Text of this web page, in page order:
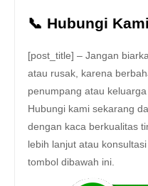
📞 Hubungi
[post_title] – Jangan
atau rusak, karena
penumpang atau keluarga
Hubungi kami sekarang
dengan kaca berkualitas
lebih lanjut atau
tombol dibawah ini.